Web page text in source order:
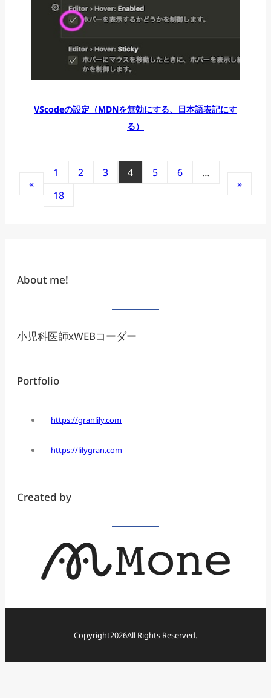
VScodeの設定（MDNを無効にする、日本語表記にす
る）
«
1 2 3 4 5 6
…
18
»
About me!
小児科医師xWEBコーダー
Portfolio
https://granlily.com
https://lilygran.com
Created by
Copyright2026All Rights Reserved.